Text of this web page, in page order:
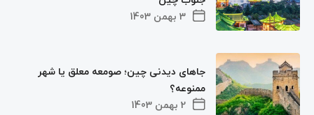
3 بهمن 1403
2 بهمن 1403
جاهای دیدنی چین؛ صومعه معلق یا شهر
ممنوعه؟